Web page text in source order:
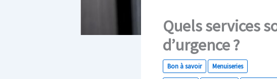
Quels services
d’urgence ?
Bon à savoir Menuiseries